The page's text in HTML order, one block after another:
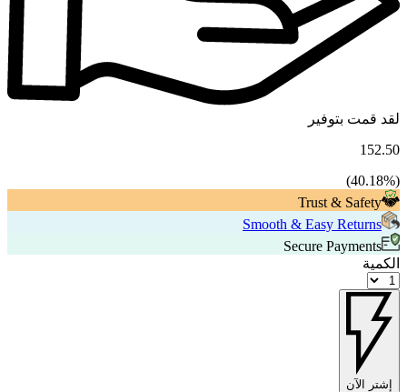
لقد قمت بتوفير
152.50
(
40.18%)
Trust & Safety
Smooth & Easy Returns
Secure Payments
الكمية
إشتر الآن